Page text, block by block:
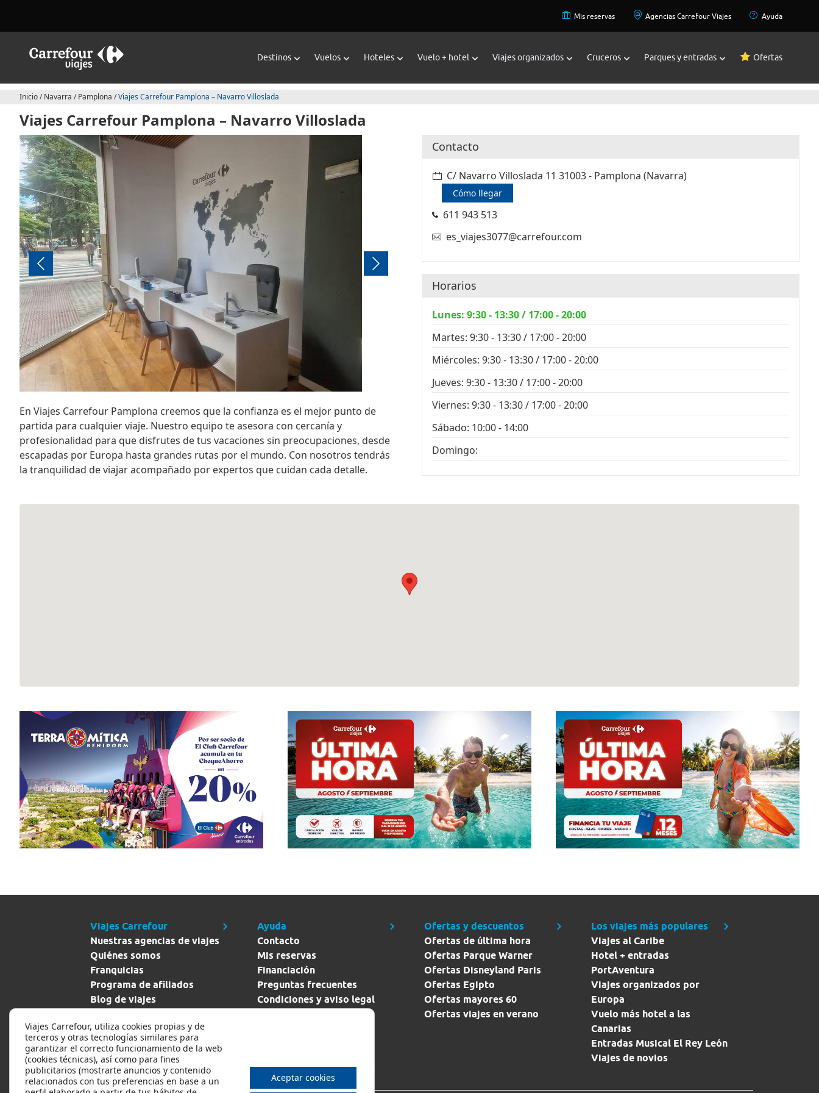
Mis reservas Agencias Carrefour Viajes Ayuda
Destinos Vuelos Hoteles Vuelo + hotel Viajes organizados Cruceros Parques y entradas Ofertas
Inicio/Navarra /Pamplona /Viajes Carrefour Pamplona – Navarro Villoslada
Viajes Carrefour Pamplona – Navarro Villoslada
En Viajes Carrefour Pamplona creemos que la confianza es el mejor punto de
partida para cualquier viaje. Nuestro equipo te asesora con cercanía y
profesionalidad para que disfrutes de tus vacaciones sin preocupaciones, desde
escapadas por Europa hasta grandes rutas por el mundo. Con nosotros tendrás
la tranquilidad de viajar acompañado por expertos que cuidan cada detalle.
Contacto
C/ Navarro Villoslada 11 31003 - Pamplona (Navarra)
Cómo llegar
611 943 513
es_viajes3077@carrefour.com
Horarios
Lunes: 9:30 - 13:30 / 17:00 - 20:00
Martes: 9:30 - 13:30 / 17:00 - 20:00
Miércoles: 9:30 - 13:30 / 17:00 - 20:00
Jueves: 9:30 - 13:30 / 17:00 - 20:00
Viernes: 9:30 - 13:30 / 17:00 - 20:00
Sábado: 10:00 - 14:00
Domingo:
Viajes Carrefour
Nuestras agencias de viajes
Quiénes somos
Franquicias
Programa de afiliados
Blog de viajes
Ayuda
Contacto
Mis reservas
Financiación
Preguntas frecuentes
Condiciones y aviso legal
Ofertas y descuentos
Ofertas de última hora
Ofertas Parque Warner
Ofertas Disneyland Paris
Ofertas Egipto
Ofertas mayores 60
Ofertas viajes en verano
Los viajes más populares
Viajes al Caribe
Hotel + entradas
PortAventura
Viajes organizados por
Europa
Vuelo más hotel a las
Canarias
Entradas Musical El Rey León
Viajes de novios
Viajes Carrefour, utiliza cookies propias y de
terceros y otras tecnologías similares para
garantizar el correcto funcionamiento de la web
(cookies técnicas), así como para fines
publicitarios (mostrarte anuncios y contenido
relacionados con tus preferencias en base a un
Aceptar cookies